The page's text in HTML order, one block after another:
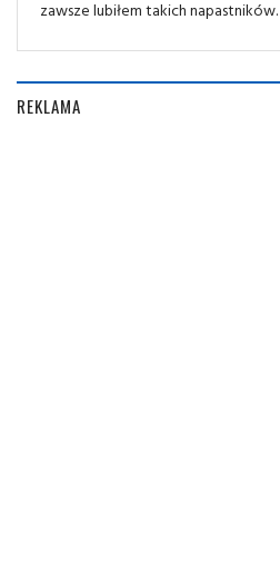
zawsze lubiłem takich napastników.
REKLAMA